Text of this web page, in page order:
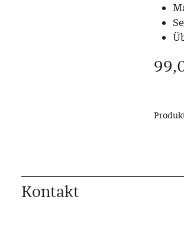
Kontakt